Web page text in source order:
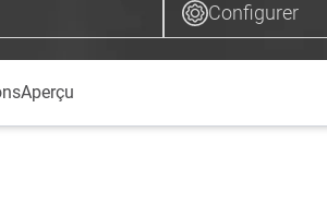
Configurer
Aperçu